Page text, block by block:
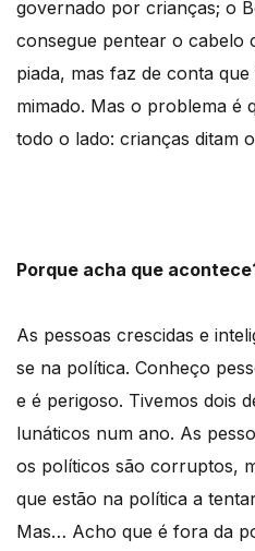
governado por crianças; o
consegue pentear o cabelo
piada, mas faz de conta
mimado. Mas o problema é
todo o lado: crianças ditam
Porque acha que
As pessoas crescidas e
se na política. Conheço
e é perigoso. Tivemos dois
lunáticos num ano. As
os políticos são corruptos,
que estão na política a
Mas… Acho que é fora da